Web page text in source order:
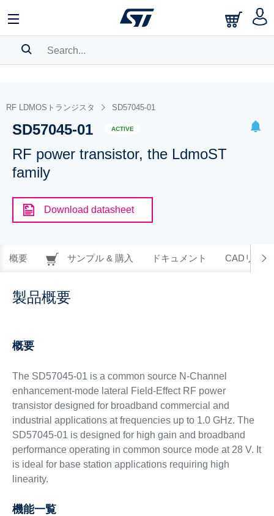
BOOKMARK
Pleaselog into show your saved searches.
RF LDMOSトランジスタ SD57045-01
SD57045-01 ACTIVE
RF power transistor, the LdmoST
family
Download datasheet
概要 サンプル & 購入 ドキュメント CADリソー
製品概要
概要
The SD57045-01 is a common source N-Channel
enhancement-mode lateral Field-Effect RF power
transistor designed for broadband commercial and
industrial applications at frequencies up to 1.0 GHz. The
SD57045-01 is designed for high gain and broadband
performance operating in common source mode at 28 V. It
is ideal for base station applications requiring high
linearity.
機能一覧